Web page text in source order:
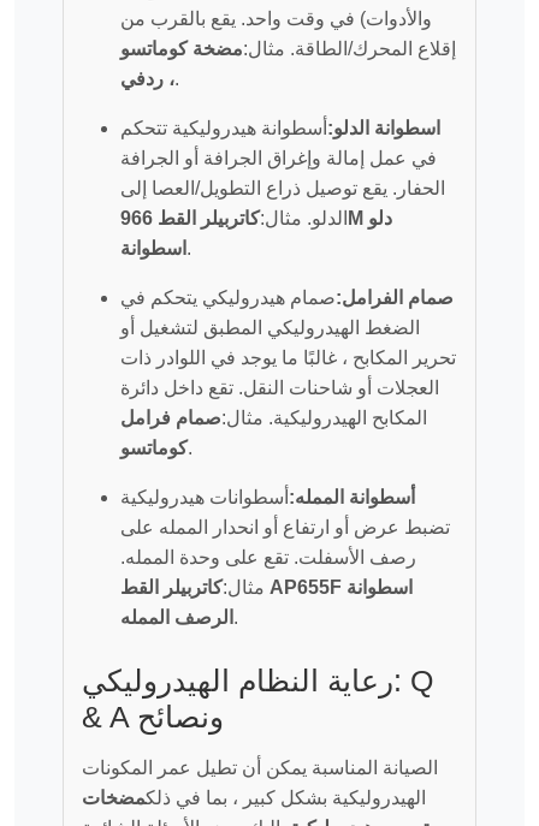
والأدوات) في وقت واحد. يقع بالقرب من
إقلاع المحرك/الطاقة. مثال:مضخة كوماتسو
، ردفي.
اسطوانة الدلو: أسطوانة هيدروليكية تتحكم
في عمل إمالة وإغراق الجرافة أو الجرافة
الحفار. يقع توصيل ذراع التطويل/العصا إلى
الدلو. مثال:
كاتربيلر القط 966M دلو
اسطوانة .
صمام الفرامل:صمام هيدروليكي يتحكم في
الضغط الهيدروليكي المطبق لتشغيل أو
تحرير المكابح ، غالبًا ما يوجد في اللوادر ذات
العجلات أو شاحنات النقل. تقع داخل دائرة
المكابح الهيدروليكية. مثال:صمام فرامل
كوماتسو.
أسطوانة الممله: أسطوانات هيدروليكية
تضبط عرض أو ارتفاع أو انحدار الممله على
رصف الأسفلت. تقع على وحدة الممله.
مثال:كاتربيلر القط AP655F اسطوانة
الرصف الممله .
رعاية النظام الهيدروليكي: Q
& A ونصائح
الصيانة المناسبة يمكن أن تطيل عمر المكونات
الهيدروليكية بشكل كبير ، بما في ذلكمضخات